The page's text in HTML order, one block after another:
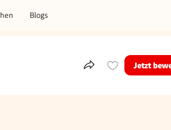
Blogs
Teile dieses Inserat
Jetzt